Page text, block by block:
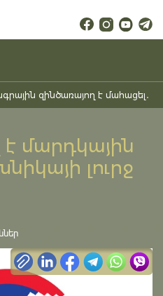
զինծառայող է մահացել․
մարդկային
լուրջ